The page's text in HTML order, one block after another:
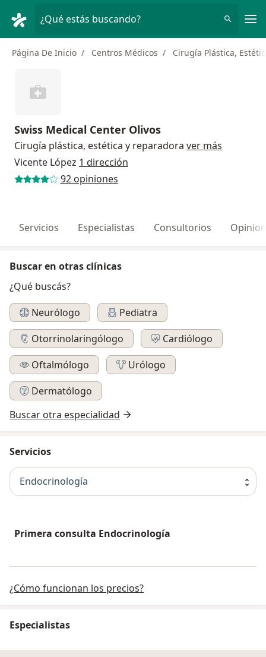
¿Qué estás buscando?
Página De Inicio Centros Médicos Cirugía Plástica,
Swiss Medical Center Olivos
Cirugía plástica, estética y reparadora ver más
Vicente López 1 dirección
92 opiniones
Servicios Especialistas Consultorios
Buscar en otras clínicas
¿Qué buscás?
Neurólogo
Pediatra
Otorrinolaringólogo
Cardiólogo
Oftalmólogo
Urólogo
Dermatólogo
Buscar otra especialidad
Servicios
Endocrinología
Primera consulta Endocrinología
¿Cómo funcionan los precios?
Especialistas